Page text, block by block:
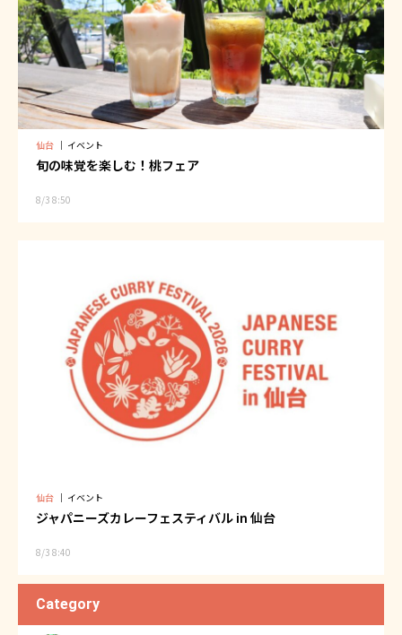
仙台 ｜ イベント
旬の味覚を楽しむ！桃フェア
8/3 8:50
仙台 ｜ イベント
ジャパニーズカレーフェスティバル in 仙台
8/3 8:40
Category